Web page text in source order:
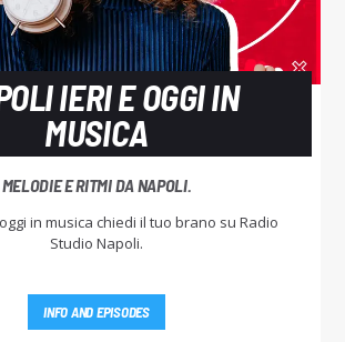
IERI E OGGI IN
MUSICA
MELODIE E RITMI DA NAPOLI.
in musica chiedi il tuo brano su Radio
Studio Napoli.
INFO AND EPISODES